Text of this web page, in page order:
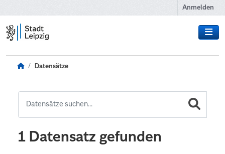
Anmelden
Datensätze
1 Datensatz gefunden